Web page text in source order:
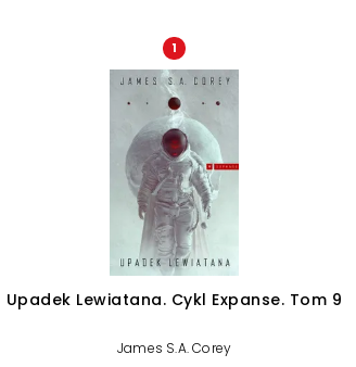
1
Upadek Lewiatana. Cykl Expanse. Tom 9
James S.A. Corey